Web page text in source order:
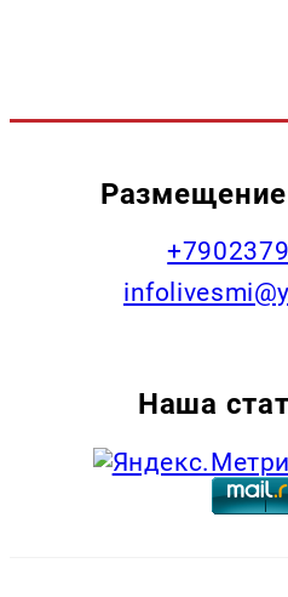
Наша